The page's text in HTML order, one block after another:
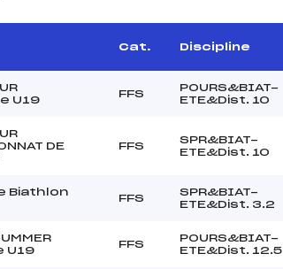
Cat. Discipline
U19
FFS
POURS&BIAT-
ETE&Dist. 10
DE
FFS
SPR&BIAT-
ETE&Dist. 10
Biathlon
FFS
SPR&BIAT-
ETE&Dist. 3.2
U19
FFS
POURS&BIAT-
ETE&Dist. 12.5